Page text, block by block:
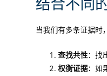
当我们有多条证据时
查找共性：找
权衡证据：如